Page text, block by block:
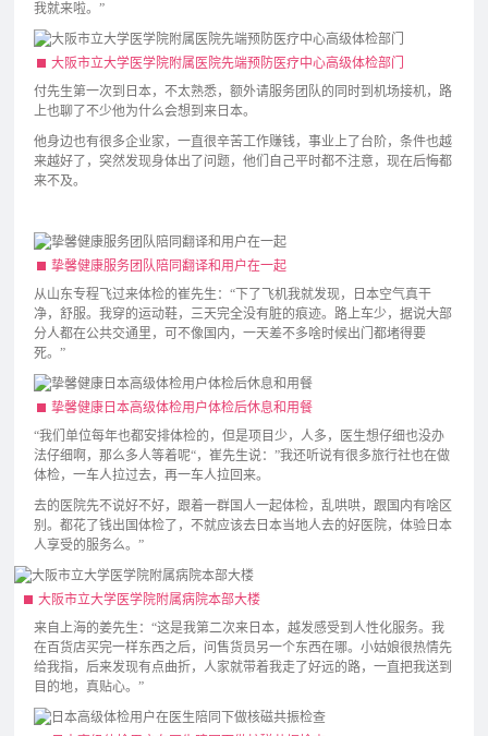
我就来啦。”
大阪市立大学医学院附属医院先端预防医疗中心高级体检部门
付先生第一次到日本，不太熟悉，额外请服务团队的同时到机场接机，路
上也聊了不少他为什么会想到来日本。
他身边也有很多企业家，一直很辛苦工作赚钱，事业上了台阶，条件也越
来越好了，突然发现身体出了问题，他们自己平时都不注意，现在后悔都
来不及。
挚馨健康服务团队陪同翻译和用户在一起
​从山东专程飞过来体检的崔先生：“下了飞机我就发现，日本空气真干
净，舒服。我穿的运动鞋，三天完全没有脏的痕迹。路上车少，据说大部
分人都在公共交通里，可不像国内，一天差不多啥时候出门都堵得要
死。”
挚馨健康日本高级体检用户体检后休息和用餐
“我们单位每年也都安排体检的，但是项目少，人多，医生想仔细也没办
法仔细啊，那么多人等着呢“，崔先生说：”我还听说有很多旅行社也在做
体检，一车人拉过去，再一车人拉回来。
去的医院先不说好不好，跟着一群国人一起体检，乱哄哄，跟国内有啥区
别。都花了钱出国体检了，不就应该去日本当地人去的好医院，体验日本
人享受的服务么。”
大阪市立大学医学院附属病院本部大楼
来自上海的姜先生：“这是我第二次来日本，越发感受到人性化服务。我
在百货店买完一样东西之后，问售货员另一个东西在哪。小姑娘很热情先
给我指，后来发现有点曲折，人家就带着我走了好远的路，一直把我送到
目的地，真贴心。”